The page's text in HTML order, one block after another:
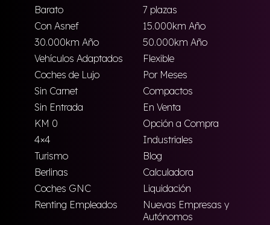
Barato
7 plazas
Con Asnef
15.000km Año
30.000km Año
50.000km Año
Vehículos Adaptados
Flexible
Coches de Lujo
Por Meses
Sin Carnet
Compactos
Sin Entrada
En Venta
KM 0
Opción a Compra
4×4
Industriales
Turismo
Blog
Berlinas
Calculadora
Coches GNC
Liquidación
Renting Empleados
Nuevas Empresas y
Autónomos